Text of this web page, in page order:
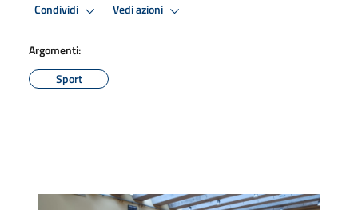
Condividi Vedi azioni
Argomenti:
Sport